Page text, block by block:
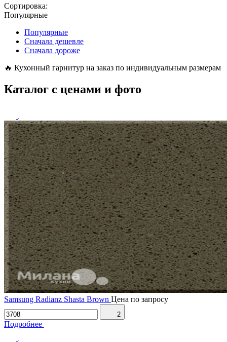
Сортировка:
Популярные
Популярные
Сначала дешевле
Сначала дороже
🔥 Кухонный гарнитур на заказ по индивидуальным размерам
Каталог с ценами и фото
Samsung Radianz Shasta Brown Цена по запросу
2
Подробнее